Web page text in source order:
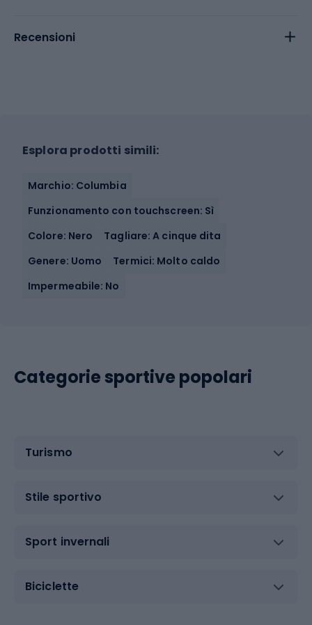
Recensioni
Esplora prodotti simili:
Marchio: Columbia
Funzionamento con touchscreen: Sì
Colore: Nero
Tagliare: A cinque dita
Genere: Uomo
Termici: Molto caldo
Impermeabile: No
Categorie sportive popolari
Turismo
Stile sportivo
Sport invernali
Biciclette